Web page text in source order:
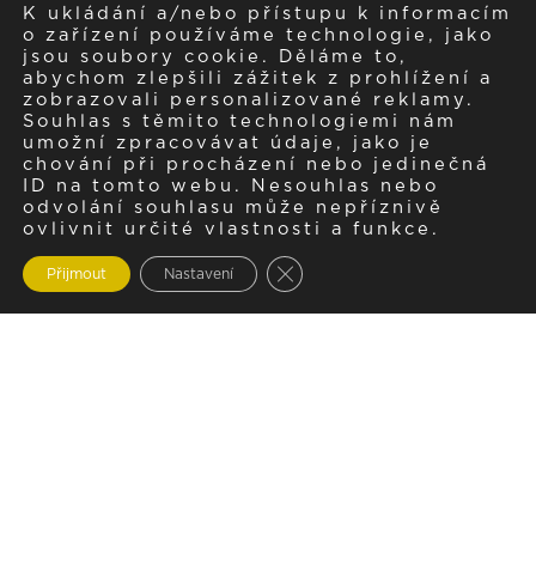
K ukládání a/nebo přístupu k informacím
o zařízení používáme technologie, jako
jsou soubory cookie. Děláme to,
abychom zlepšili zážitek z prohlížení a
zobrazovali personalizované reklamy.
Souhlas s těmito technologiemi nám
umožní zpracovávat údaje, jako je
chování při procházení nebo jedinečná
ID na tomto webu. Nesouhlas nebo
odvolání souhlasu může nepříznivě
ovlivnit určité vlastnosti a funkce.
Přijmout Nastavení Zavřít cookie lištu GDPR